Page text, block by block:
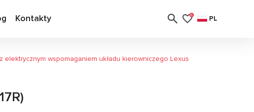
Kontakty 0 PL
wspomaganiem układu kierowniczego Lexus